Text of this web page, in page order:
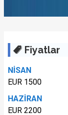
Fiyatlar
NİSAN
EUR 1500
HAZİRAN
EUR 2200